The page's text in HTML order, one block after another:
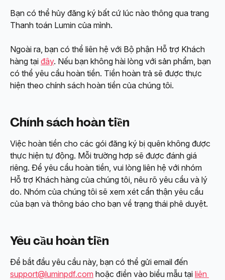
Bạn có thể hủy đăng ký bất cứ lúc nào thông qua trang
Thanh toán Lumin của mình.
Ngoài ra, bạn có thể liên hệ với Bộ phận Hỗ trợ Khách
hàng tại đây. Nếu bạn không hài lòng với sản phẩm, bạn
có thể yêu cầu hoàn tiền. Tiền hoàn trả sẽ được thực
hiện theo chính sách hoàn tiền của chúng tôi.
Chính sách hoàn tiền
Việc hoàn tiền cho các gói đăng ký bị quên không được
thực hiện tự động. Mỗi trường hợp sẽ được đánh giá
riêng. Để yêu cầu hoàn tiền, vui lòng liên hệ với nhóm
Hỗ trợ Khách hàng của chúng tôi, nêu rõ yêu cầu và lý
do. Nhóm của chúng tôi sẽ xem xét cẩn thận yêu cầu
của bạn và thông báo cho bạn về trạng thái phê duyệt.
Yêu cầu hoàn tiền
Để bắt đầu yêu cầu này, bạn có thể gửi email đến
support@luminpdf.com hoặc điền vào biểu mẫu tại liên